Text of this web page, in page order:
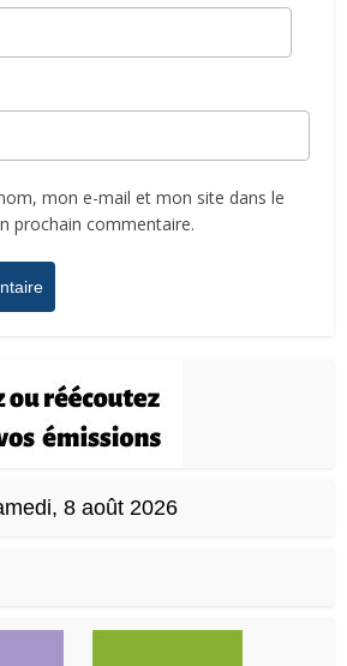
mon e-mail et mon site dans le
prochain commentaire.
8 août 2026